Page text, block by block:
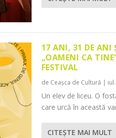
17 ANI, 31 DE ANI
„OAMENI CA
FESTIVAL
de Ceașca de Cultură |
Un elev de liceu. O
care urcă în această
CITEŞTE MAI MULT